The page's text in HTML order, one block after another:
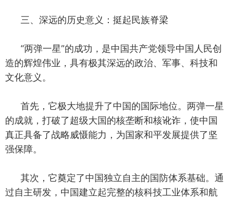
三、深远的历史意义：挺起民族脊梁
“两弹一星”的成功，是中国共产党领导中国人民创
造的辉煌伟业，具有极其深远的政治、军事、科技和
文化意义。
首先，它极大地提升了中国的国际地位。两弹一星
的成就，打破了超级大国的核垄断和核讹诈，使中国
真正具备了战略威慑能力，为国家和平发展提供了坚
强保障。
其次，它奠定了中国独立自主的国防体系基础。通
过自主研发，中国建立起完整的核科技工业体系和航